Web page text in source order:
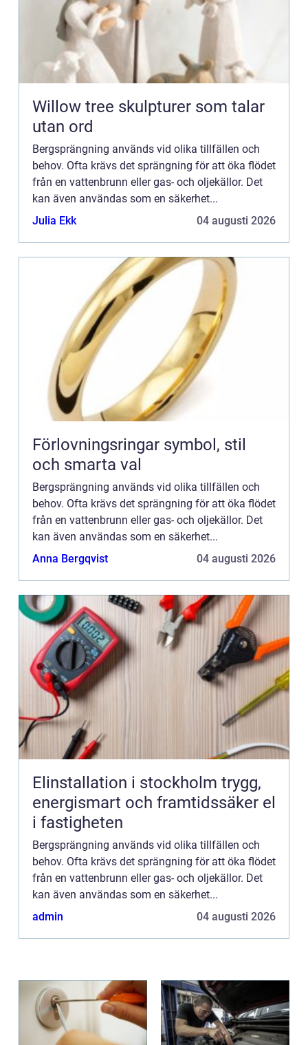
Willow tree skulpturer som talar
utan ord
Bergsprängning används vid olika tillfällen och
behov. Ofta krävs det sprängning för att öka flödet
från en vattenbrunn eller gas- och oljekällor. Det
kan även användas som en säkerhet...
Julia Ekk
04 augusti 2026
Förlovningsringar symbol, stil
och smarta val
Bergsprängning används vid olika tillfällen och
behov. Ofta krävs det sprängning för att öka flödet
från en vattenbrunn eller gas- och oljekällor. Det
kan även användas som en säkerhet...
Anna Bergqvist
04 augusti 2026
Elinstallation i stockholm trygg,
energismart och framtidssäker el
i fastigheten
Bergsprängning används vid olika tillfällen och
behov. Ofta krävs det sprängning för att öka flödet
från en vattenbrunn eller gas- och oljekällor. Det
kan även användas som en säkerhet...
admin
04 augusti 2026